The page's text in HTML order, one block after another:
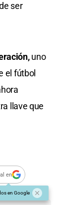
ser
uno
el fútbol
llave que
en
en Google